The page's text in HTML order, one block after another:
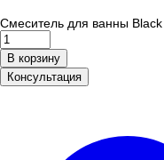
Смеситель для ванны
В корзину
Консультация